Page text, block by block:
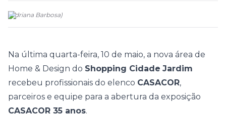
(Adriana Barbosa)
Na última quarta-feira, 10 de maio, a nova área de
Home & Design do Shopping Cidade Jardim
recebeu profissionais do elenco CASACOR,
parceiros e equipe para a abertura da exposição
CASACOR 35 anos.